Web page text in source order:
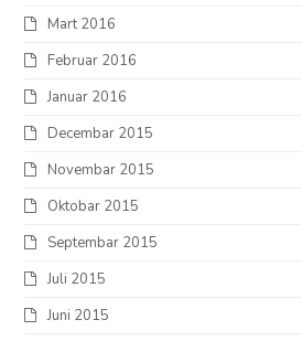
Mart 2016
Februar 2016
Januar 2016
Decembar 2015
Novembar 2015
Oktobar 2015
Septembar 2015
Juli 2015
Juni 2015